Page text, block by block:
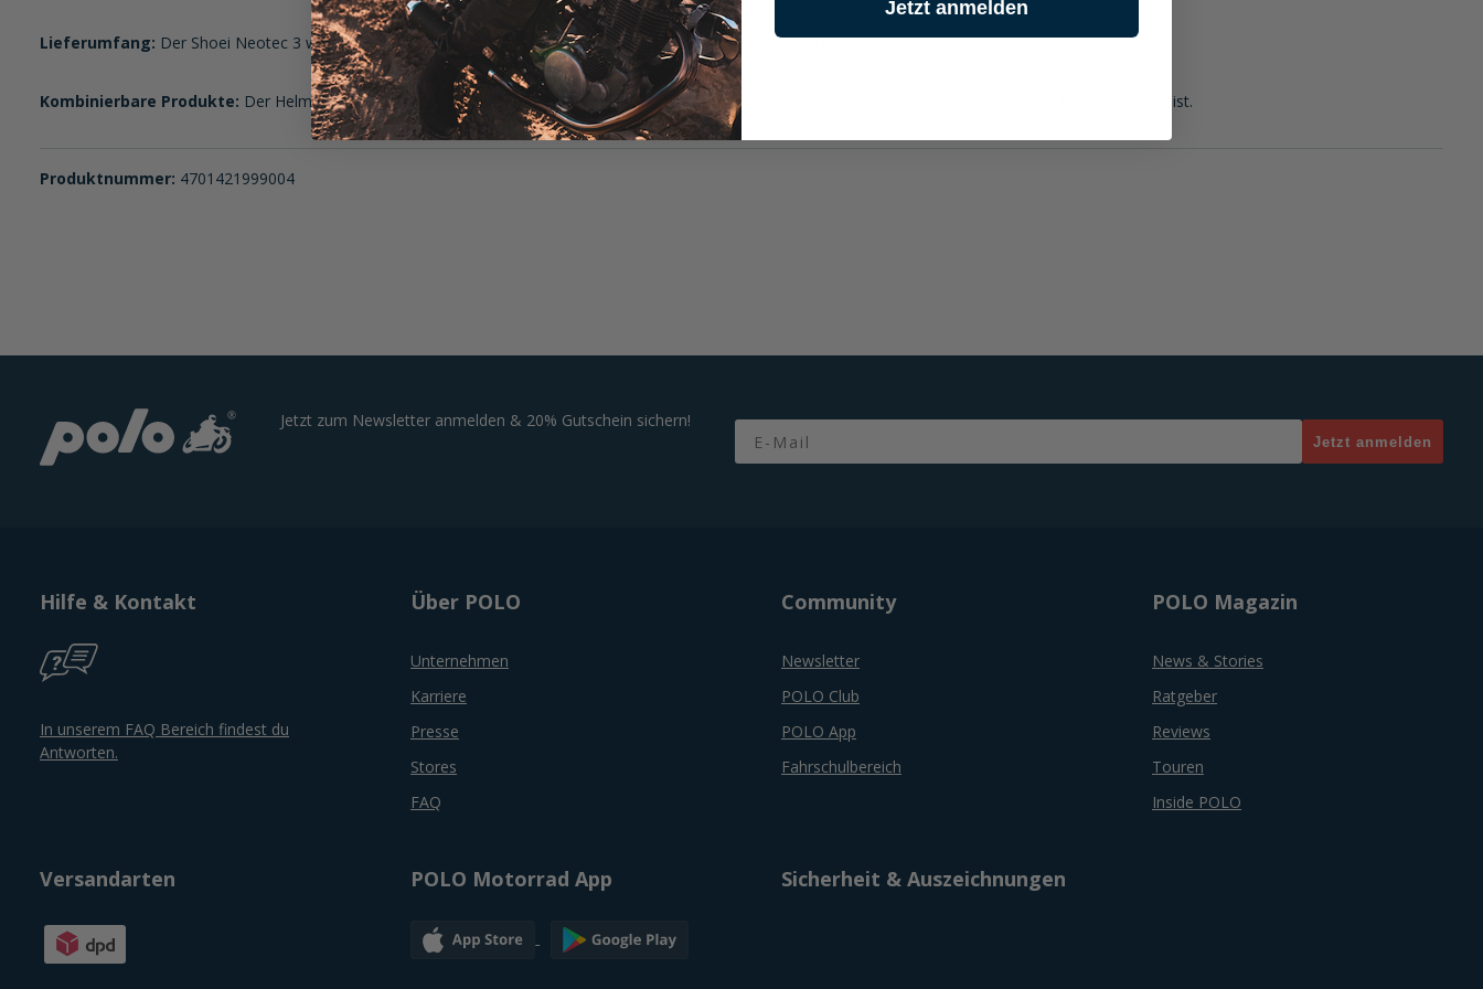
Lieferumfang: Der Shoei Neotec 3 wird mit einem Wind- und Atemabweiser geliefert, um Deine Fahrt noch komfortabler zu gestalten.
Kombinierbare Produkte: Der Helm ist vorbereitet für das Sena SRL3 Kommunikationssystem, sodass Du nahtlos vernetzt bleibst, während Du unterwegs bist.
Produktnummer: 4701421999004
Jetzt zum Newsletter anmelden & 20% Gutschein sichern! Email
Jetzt anmelden
Hilfe & Kontakt
In unserem FAQ Bereich findest du
Antworten.
Über POLO
Unternehmen
Karriere
Presse
Stores
FAQ
Community
Newsletter
POLO Club
POLO App
Fahrschulbereich
POLO Magazin
News & Stories
Ratgeber
Reviews
Touren
Inside POLO
Versandarten POLO Motorrad App Sicherheit & Auszeichnungen
Jetzt anmelden